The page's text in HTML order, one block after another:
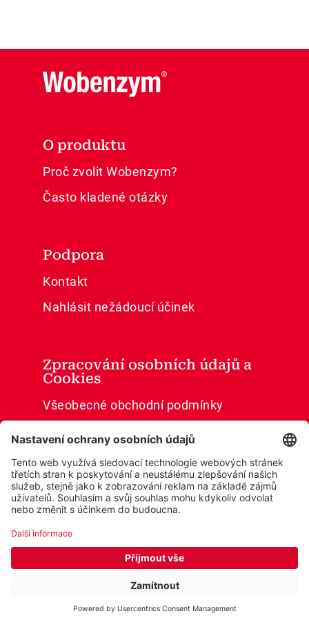
O produktu
Proč zvolit Wobenzym?
Často kladené otázky
Podpora
Kontakt
Nahlásit nežádoucí účinek
Zpracování osobních údajů a
Cookies
Všeobecné obchodní podmínky
Cookies
Prohlášení o přístupnosti
© 2026 Wobenzym® Cookie settings